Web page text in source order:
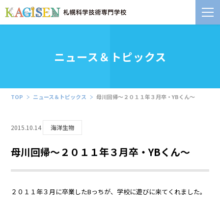
ニュース＆トピックス
TOP ニュース＆トピックス 母川回帰～２０１１年３月卒・YBくん～
2015.10.14 海洋生物
母川回帰～２０１１年３月卒・YBくん～
２０１１年３月に卒業したBっちが、学校に遊びに来てくれました。